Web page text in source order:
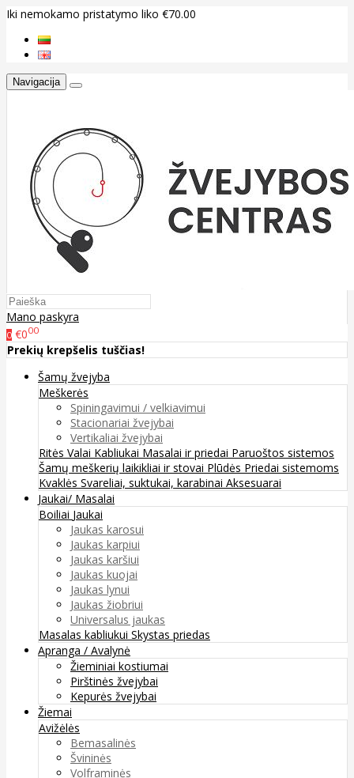
Iki nemokamo pristatymo liko €70.00
Navigacija
Mano paskyra
0 €000
Prekių krepšelis tuščias!
Šamų žvejyba
Meškerės
Spiningavimui / velkiavimui
Stacionariai žvejybai
Vertikaliai žvejybai
Ritės Valai Kabliukai Masalai ir priedai Paruoštos sistemos
Šamų meškerių laikikliai ir stovai Plūdės Priedai sistemoms
Kvaklės Svareliai, suktukai, karabinai Aksesuarai
Jaukai/ Masalai
Boiliai Jaukai
Jaukas karosui
Jaukas karpiui
Jaukas karšiui
Jaukas kuojai
Jaukas lynui
Jaukas žiobriui
Universalus jaukas
Masalas kabliukui Skystas priedas
Apranga / Avalynė
Žieminiai kostiumai
Pirštinės žvejybai
Kepurės žvejybai
Žiemai
Avižėlės
Bemasalinės
Švininės
Volframinės